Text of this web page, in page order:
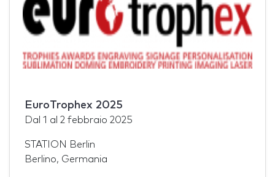
EuroTrophex 2025
Dal 1 al 2 febbraio 2025
STATION Berlin
Berlino, Germania